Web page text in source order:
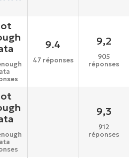
9.4
47 réponses
9,2
905
réponses
9,3
912
réponses